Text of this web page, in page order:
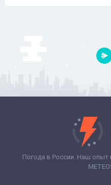
Погода в России. Наш опыт